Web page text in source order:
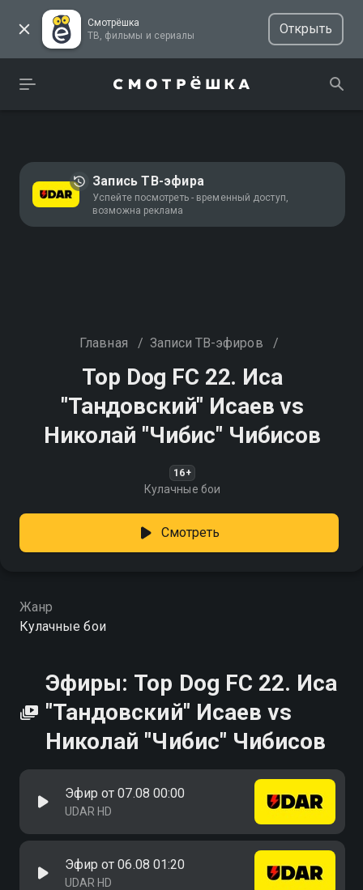
Смотрёшка
ТВ, фильмы и сериалы
Открыть
Запись ТВ-эфира
Успейте посмотреть - временный доступ,
возможна реклама
Главная / Записи ТВ-эфиров /
Top Dog FC 22. Иса
"Тандовский" Исаев vs
Николай "Чибис" Чибисов
16+
Кулачные бои
Смотреть
Жанр
Кулачные бои
Эфиры: Top Dog FC 22. Иса
"Тандовский" Исаев vs
Николай "Чибис" Чибисов
Эфир от 07.08 00:00
UDAR HD
Эфир от 06.08 01:20
UDAR HD